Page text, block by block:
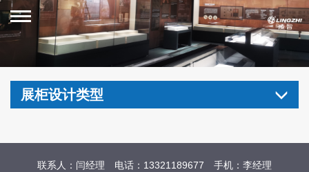
展柜设计类型
联系人：闫经理 电话：13321189677 手机：李经理